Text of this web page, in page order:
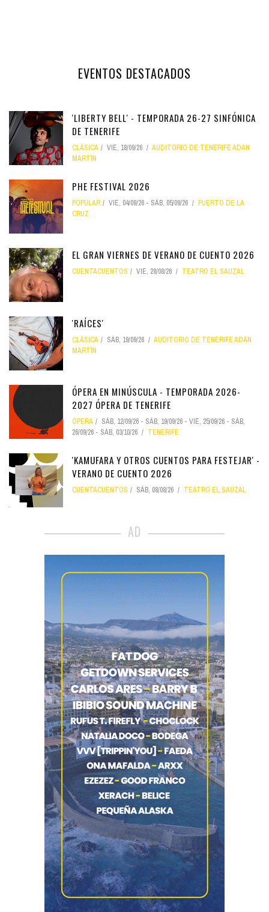
EVENTOS DESTACADOS
'LIBERTY BELL' - TEMPORADA 26-27 SINFÓNICA
DE TENERIFE
CLÁSICA VIE, 18/09/26
AUDITORIO DE TENERIFE ADÁN
MARTÍN
PHE FESTIVAL 2026
POPULAR VIE, 04/09/26 - SÁB, 05/09/26
PUERTO DE LA
CRUZ
EL GRAN VIERNES DE VERANO DE CUENTO 2026
CUENTACUENTOS VIE, 28/08/26 TEATRO EL SAUZAL
'RAÍCES'
CLÁSICA SÁB, 19/09/26
AUDITORIO DE TENERIFE ADÁN
MARTÍN
ÓPERA EN MINÚSCULA - TEMPORADA 2026-
2027 ÓPERA DE TENERIFE
ÓPERA SÁB, 12/09/26 - SÁB, 19/09/26 - VIE, 25/09/26 - SÁB,
26/09/26 - SÁB, 03/10/26 TENERIFE
'KAMUFARA Y OTROS CUENTOS PARA FESTEJAR' -
VERANO DE CUENTO 2026
CUENTACUENTOS SÁB, 08/08/26 TEATRO EL SAUZAL
AD